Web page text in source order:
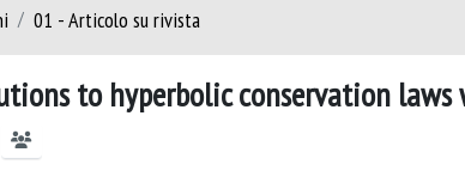
01 - Articolo su rivista
to hyperbolic conservation